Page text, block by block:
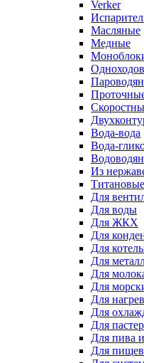
Verker
Масляные
Медные
Вода-вода
Вода-
Из
Титановые
Для
Для воды
Для ЖКХ
Для
Для
Для
Для
Для
Для
Для
Для
Для пива
Для